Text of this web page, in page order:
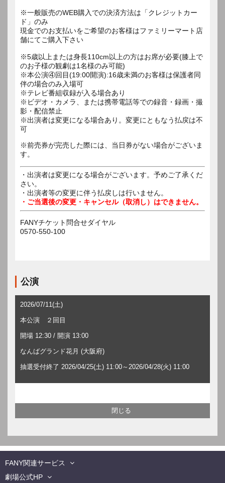
※一般販売のWEB購入での決済方法は「クレジットカー
ド」のみ
現金でのお支払いをご希望のお客様はファミリーマート店
舗にてご購入下さい
※5歳以上または身長110cm以上の方はお席が必要(膝上で
のお子様の観劇は1名様のみ可能)
※本公演④回目(19:00開演):16歳未満のお客様は保護者同
伴の場合のみ入場可
※テレビ番組収録が入る場合あり
※ビデオ・カメラ、または携帯電話等での録音・録画・撮
影・配信禁止
※出演者は変更になる場合あり。変更にともなう払戻は不
可
※前売券が完売した際には、当日券がない場合がございま
す。
・出演者は変更になる場合がございます。予めご了承くだ
さい。
・出演者等の変更に伴う払戻しは行いません。
・ご当選後の変更・キャンセル（取消し）はできません。
FANYチケット問合せダイヤル
0570-550-100
公演
2026/07/11(土)
本公演 ２回目
開場 12:30 / 開演 13:00
なんばグランド花月 (大阪府)
抽選受付終了 2026/04/25(土) 11:00～2026/04/28(火) 11:00
FANY関連サービス
劇場公式HP